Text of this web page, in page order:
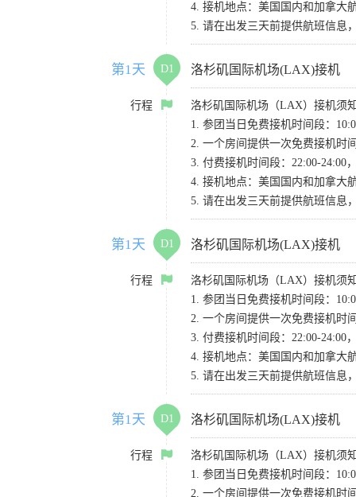
4. 接机地点：美国国内和加拿大
5. 请在出发三天前提供航班信息
第1天 D1 洛杉矶国际机场(LAX)接机
行程
洛杉矶国际机场（LAX）接机须
1. 参团当日免费接机时间段：
2. 一个房间提供一次免费接机时
3. 付费接机时间段：22:00-24:00
4. 接机地点：美国国内和加拿大
5. 请在出发三天前提供航班信息
第1天 D1 洛杉矶国际机场(LAX)接机
行程
洛杉矶国际机场（LAX）接机须
1. 参团当日免费接机时间段：
2. 一个房间提供一次免费接机时
3. 付费接机时间段：22:00-24:00
4. 接机地点：美国国内和加拿大
5. 请在出发三天前提供航班信息
第1天 D1 洛杉矶国际机场(LAX)接机
行程
洛杉矶国际机场（LAX）接机须
1. 参团当日免费接机时间段：
2. 一个房间提供一次免费接机时